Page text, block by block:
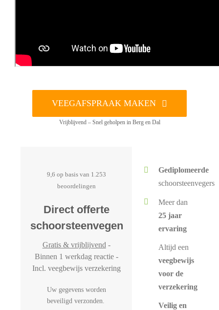
VEEGAFSPRAAK MAKEN
Vrijblijvend – Snel geholpen in Berg en Dal
9,6 op basis van 1.253
beoordelingen
Direct offerte
schoorsteenvegen
Gratis & vrijblijvend-
Binnen 1 werkdag reactie -
Incl. veegbewijs verzekering
Uw gegevens worden
beveiligd verzonden.
Gediplomeerde
schoorsteenvegers
Meer dan
25 jaar
ervaring
Altijd een
veegbewijs
voor de
verzekering
Veilig en